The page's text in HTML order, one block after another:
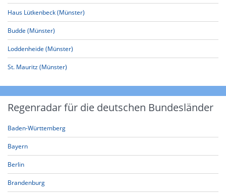
Haus Lütkenbeck (Münster)
Budde (Münster)
Loddenheide (Münster)
St. Mauritz (Münster)
Regenradar für die deutschen Bundesländer
Baden-Württemberg
Bayern
Berlin
Brandenburg